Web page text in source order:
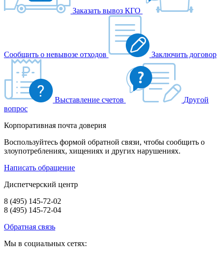
Заказать вывоз КГО
Сообщить о невывозе отходов Заключить договор
Выставление счетов
Другой
вопрос
Корпоративная почта доверия
Воспользуйтесь формой обратной связи, чтобы сообщить о
злоупотреблениях, хищениях и других нарушениях.
Написать обращение
Диспетчерский центр
8 (495) 145-72-02
8 (495) 145-72-04
Обратная связь
Мы в социальных сетях: